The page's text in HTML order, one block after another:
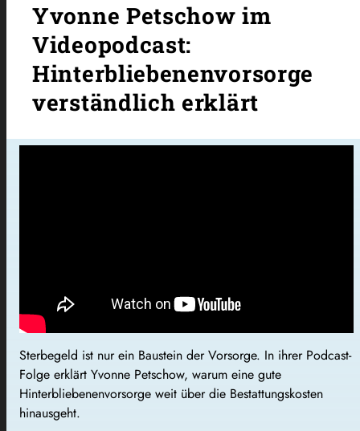
Yvonne Petschow im
Videopodcast:
Hinterbliebenenvorsorge
verständlich erklärt
Sterbegeld ist nur ein Baustein der Vorsorge. In ihrer Podcast-
Folge erklärt Yvonne Petschow, warum eine gute
Hinterbliebenenvorsorge weit über die Bestattungskosten
hinausgeht.